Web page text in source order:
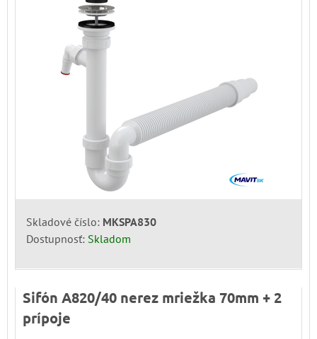
Skladové číslo: MKSPA830
Dostupnosť: Skladom
Sifón A820/40 nerez mriežka 70mm + 2
prípoje